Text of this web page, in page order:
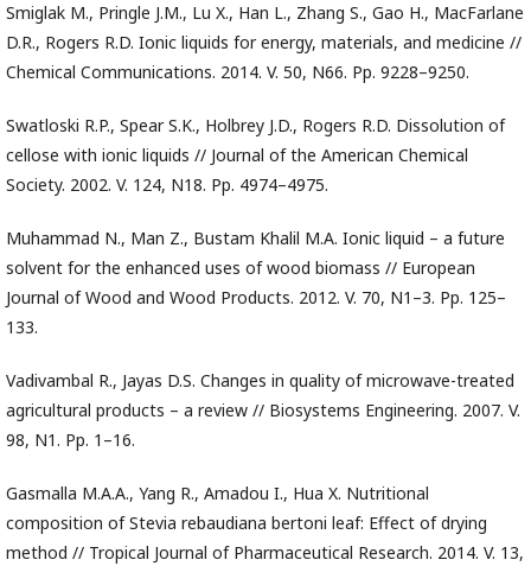
Smiglak M., Pringle J.M., Lu X., Han L., Zhang S., Gao H., MacFarlane
D.R., Rogers R.D. Ionic liquids for energy, materials, and medicine //
Chemical Communications. 2014. V. 50, N66. Pp. 9228–9250.
Swatloski R.P., Spear S.K., Holbrey J.D., Rogers R.D. Dissolution of
cellose with ionic liquids // Journal of the American Chemical
Society. 2002. V. 124, N18. Pp. 4974–4975.
Muhammad N., Man Z., Bustam Khalil M.A. Ionic liquid – a future
solvent for the enhanced uses of wood biomass // European
Journal of Wood and Wood Products. 2012. V. 70, N1–3. Pp. 125–
133.
Vadivambal R., Jayas D.S. Changes in quality of microwave-treated
agricultural products – a review // Biosystems Engineering. 2007. V.
98, N1. Pp. 1–16.
Gasmalla M.A.A., Yang R., Amadou I., Hua X. Nutritional
composition of Stevia rebaudiana bertoni leaf: Effect of drying
method // Tropical Journal of Pharmaceutical Research. 2014. V. 13,